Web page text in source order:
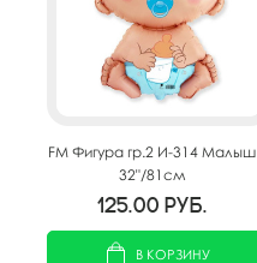
FM Фигура гр.2 И-314 Малыш
32"/81см
125.00 руб.
В КОРЗИНУ